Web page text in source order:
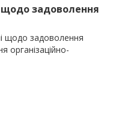
щодо задоволення
щодо задоволення
організаційно-